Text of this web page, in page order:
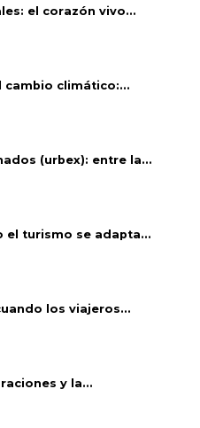
el corazón vivo...
cambio climático:...
(urbex): entre la...
el turismo se adapta...
los viajeros...
y la...